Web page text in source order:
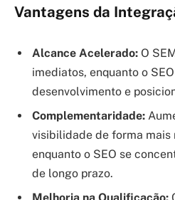
Vantagens da
Alcance Acelerado: O
imediatos, enquanto o
desenvolvimento e
Complementaridade:
visibilidade de forma mais
enquanto o SEO se
de longo prazo.